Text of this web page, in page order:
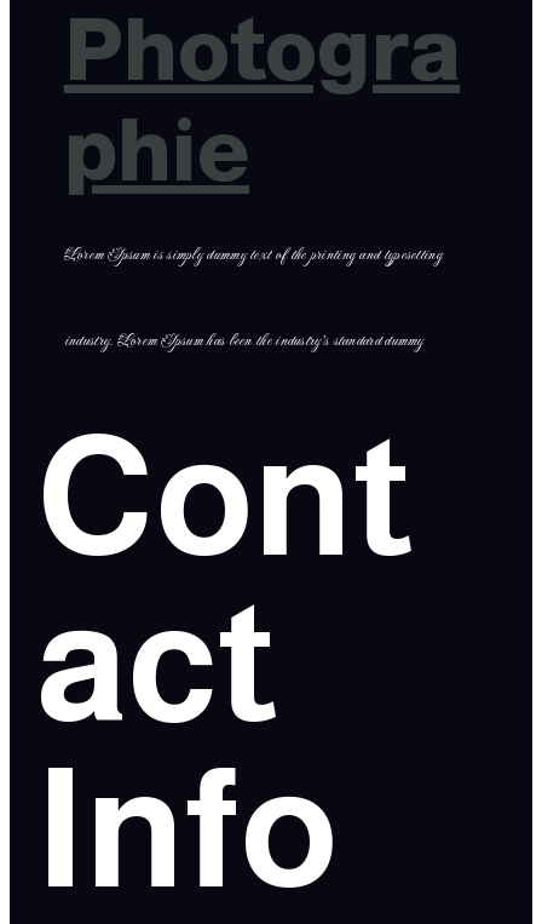
Photogra
phie
Lorem Ipsum is simply dummy text of the printing and typesetting
industry. Lorem Ipsum has been the industry’s standard dummy
Cont
act
Info